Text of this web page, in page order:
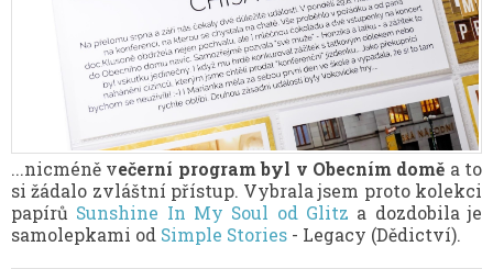
...nicméně večerní program byl v Obecním domě a to
si žádalo zvláštní přístup. Vybrala jsem proto kolekci
papírů Sunshine In My Soul od Glitz a dozdobila je
samolepkami od Simple Stories - Legacy (Dědictví).